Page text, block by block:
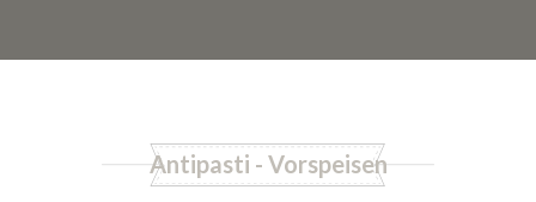
Antipasti - Vorspeisen